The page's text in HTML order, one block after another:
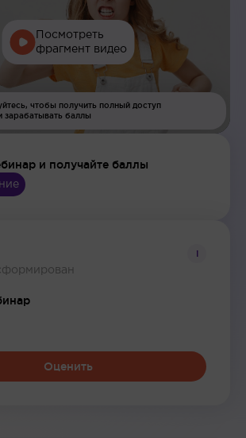
Посмотреть
фрагмент видео
чтобы получить полный доступ
зарабатывать баллы
и получайте баллы
i
Оценить